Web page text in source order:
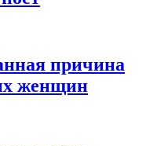
причина
женщин